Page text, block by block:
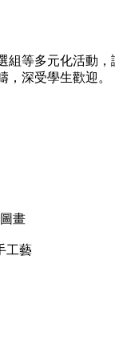
等多元化活動
深受學生歡迎。
畫
工藝